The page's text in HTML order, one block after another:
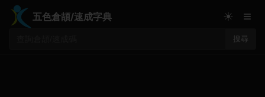
五色倉頡/速成字典
搜尋
☀ ≡